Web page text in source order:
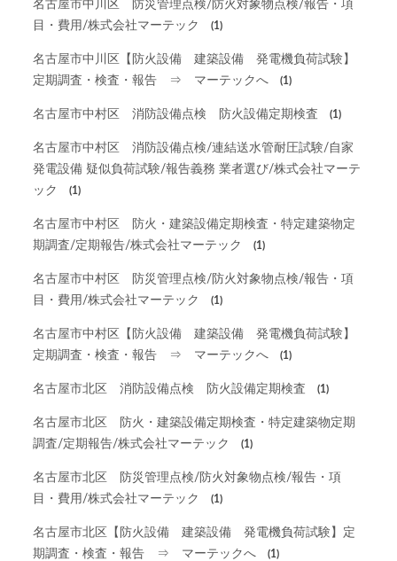
名古屋市中川区 防災管理点検/防火対象物点検/報告・項
目・費用/株式会社マーテック
(1)
名古屋市中川区【防火設備 建築設備 発電機負荷試験】
定期調査・検査・報告 ⇒ マーテックへ
(1)
名古屋市中村区 消防設備点検 防火設備定期検査 (1)
名古屋市中村区 消防設備点検/連結送水管耐圧試験/自家
発電設備 疑似負荷試験/報告義務 業者選び/株式会社マーテ
ック
(1)
名古屋市中村区 防火・建築設備定期検査・特定建築物定
期調査/定期報告/株式会社マーテック
(1)
名古屋市中村区 防災管理点検/防火対象物点検/報告・項
目・費用/株式会社マーテック
(1)
名古屋市中村区【防火設備 建築設備 発電機負荷試験】
定期調査・検査・報告 ⇒ マーテックへ
(1)
名古屋市北区 消防設備点検 防火設備定期検査 (1)
名古屋市北区 防火・建築設備定期検査・特定建築物定期
調査/定期報告/株式会社マーテック
(1)
名古屋市北区 防災管理点検/防火対象物点検/報告・項
目・費用/株式会社マーテック
(1)
名古屋市北区【防火設備 建築設備 発電機負荷試験】定
期調査・検査・報告 ⇒ マーテックへ
(1)